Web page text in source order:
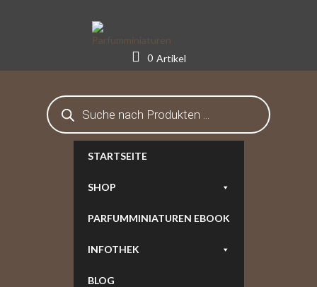
0 Artikel
STARTSEITE
SHOP
PARFUMMINIATUREN EBOOK
INFOTHEK
BLOG
Products
search